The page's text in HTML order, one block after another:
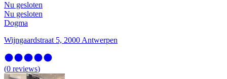
Nu gesloten
Nu gesloten
Dogma
Wijngaardstraat 5, 2000 Antwerpen
(0 reviews)